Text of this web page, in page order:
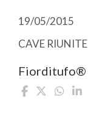
19/05/2015
CAVE RIUNITE
Fiorditufo®